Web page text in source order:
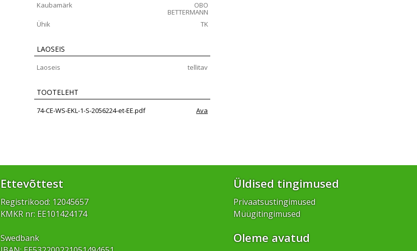
Kaubamärk OBO
BETTERMANN
Ühik
TK
LAOSEIS
Laoseis tellitav
TOOTELEHT
74-CE-WS-EKL-1-S-2056224-et-EE.pdf Ava
Ettevõttest
Registrikood: 12045657
KMKR nr: EE101424174
Swedbank
Üldised tingimused
Privaatsustingimused
Müügitingimused
Oleme avatud